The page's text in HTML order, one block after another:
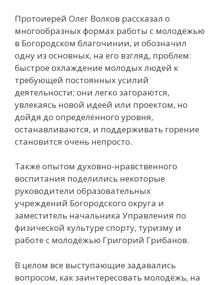
Протоиерей Олег Волков рассказал о
многообразных формах работы с молодёжью
в Богородском благочинии, и обозначил
одну из основных, на его взгляд, проблем:
быстрое охлаждение молодых людей к
требующей постоянных усилий
деятельности; они легко загораются,
увлекаясь новой идеей или проектом, но
дойдя до определённого уровня,
останавливаются, и поддерживать горение
становится очень непросто.
Также опытом духовно-нравственного
воспитания поделились некоторые
руководители образовательных
учреждений Богородского округа и
заместитель начальника Управления по
физической культуре спорту, туризму и
работе с молодёжью Григорий Грибанов.
В целом все выступающие задавались
вопросом, как заинтересовать молодёжь, на